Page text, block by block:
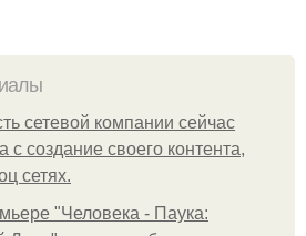
сетевой компании сейчас
с создание своего контента,
сетях.
"Человека - Паука: